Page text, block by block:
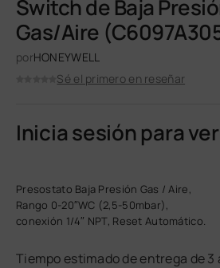
Switch de Baja
Gas/Aire
porHONEYWELL
Sé el primero en reseñar
Inicia sesión para
Presostato Baja Presión Gas / Aire,
Rango 0-20″WC (2,5-50mbar),
conexión 1/4″ NPT, Reset Automático.
Tiempo estimado de entrega de 3